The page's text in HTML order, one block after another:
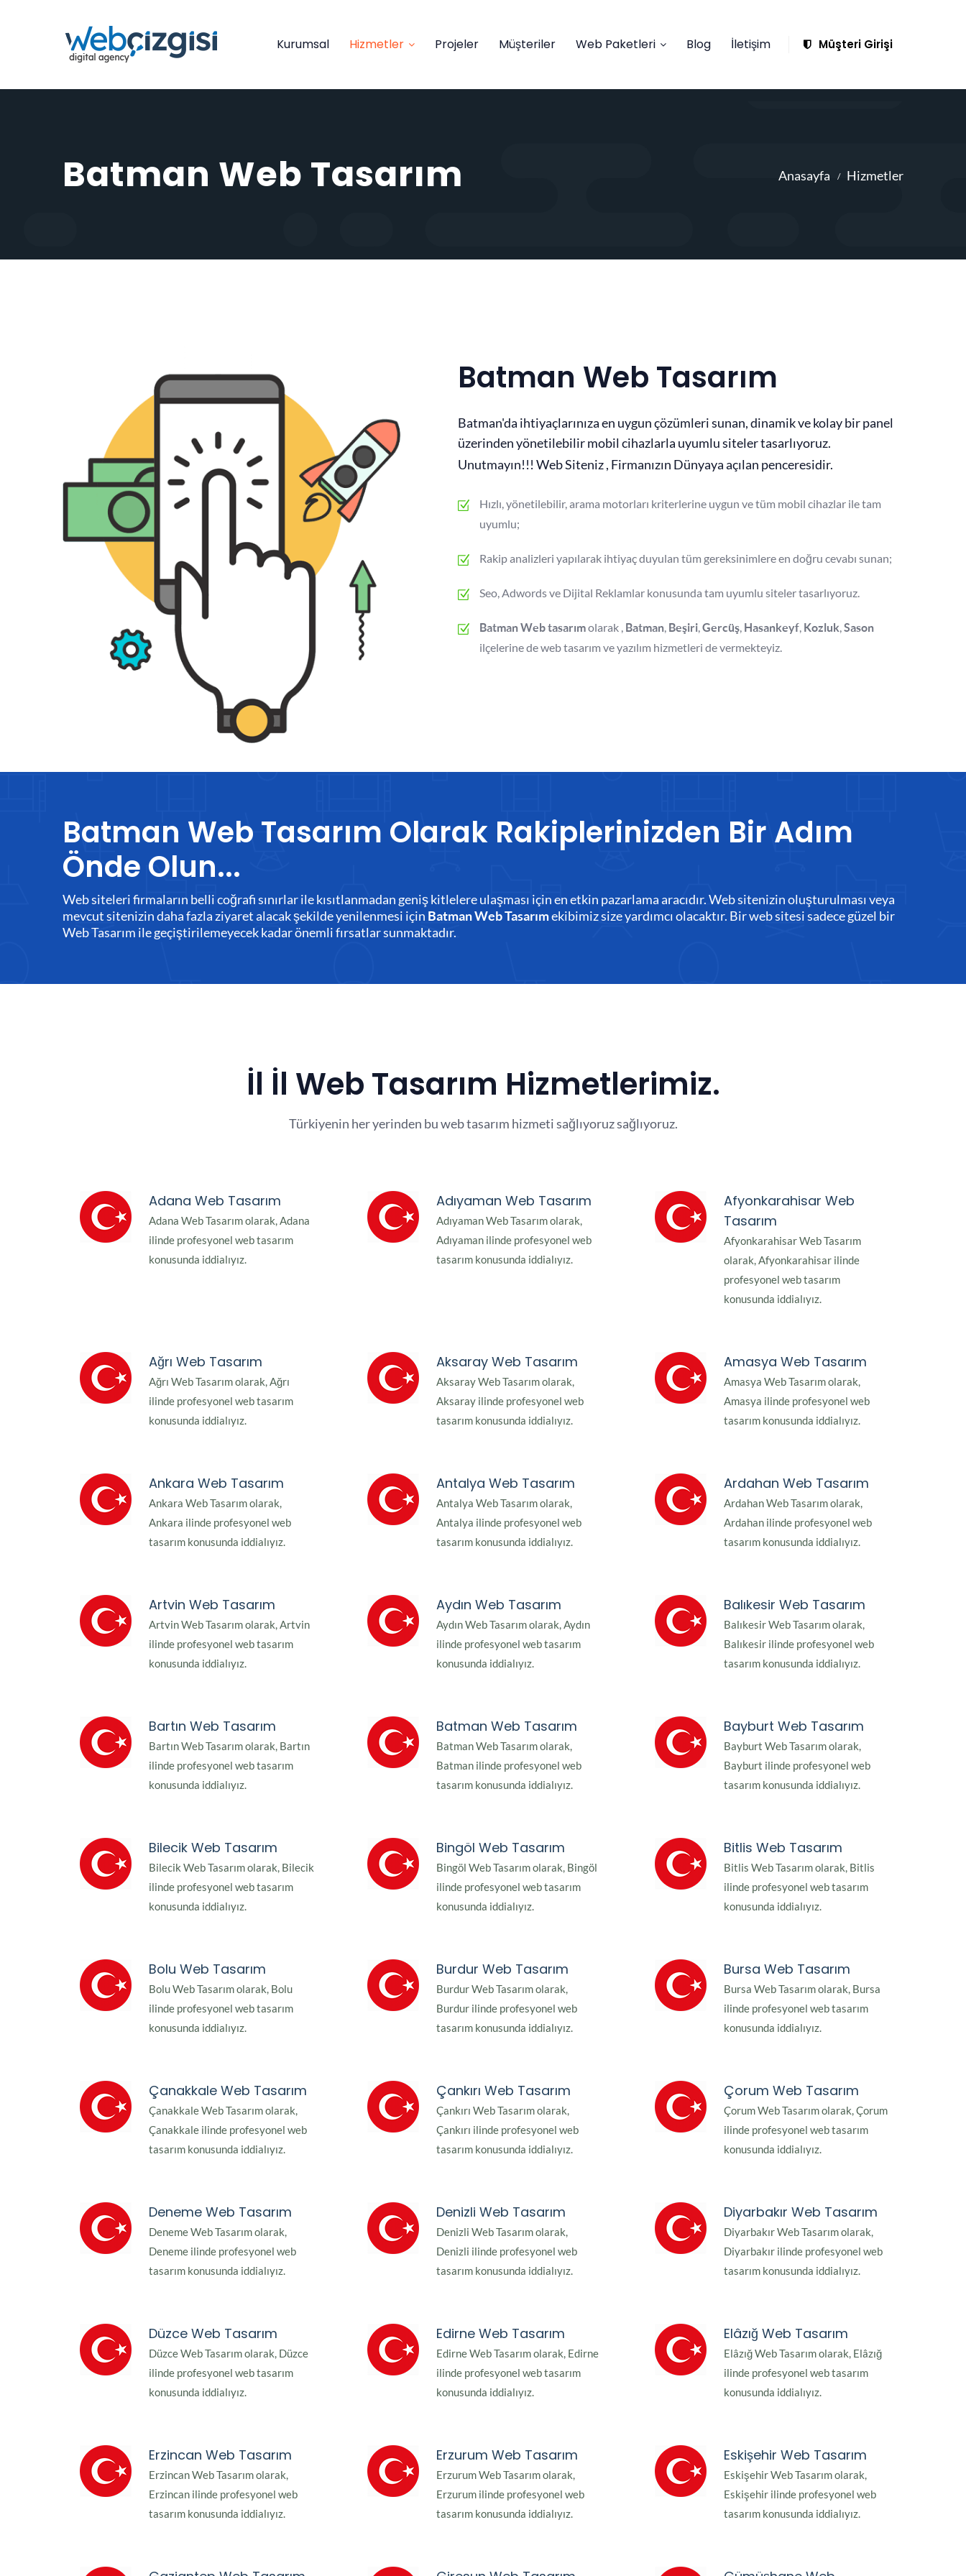
Kurumsal Hizmetler Projeler Müşteriler Web Paketleri Blog İletişim Müşteri Girişi
Batman Web Tasarım Anasayfa Hizmetler
Batman Web Tasarım
Batman'da ihtiyaçlarınıza en uygun çözümleri sunan, dinamik ve kolay bir panel
üzerinden yönetilebilir mobil cihazlarla uyumlu siteler tasarlıyoruz.
Unutmayın!!! Web Siteniz , Firmanızın Dünyaya açılan penceresidir.
Hızlı, yönetilebilir, arama motorları kriterlerine uygun ve tüm mobil cihazlar ile tam
uyumlu;
Rakip analizleri yapılarak ihtiyaç duyulan tüm gereksinimlere en doğru cevabı sunan;
Seo, Adwords ve Dijital Reklamlar konusunda tam uyumlu siteler tasarlıyoruz.
Batman Web tasarımolarak , Batman, Beşiri,Gercüş, Hasankeyf, Kozluk,Sason
ilçelerine de web tasarım ve yazılım hizmetleri de vermekteyiz.
Batman Web Tasarım Olarak Rakiplerinizden Bir Adım
Önde Olun...
Web siteleri firmaların belli coğrafi sınırlar ile kısıtlanmadan geniş kitlelere ulaşması için en etkin pazarlama aracıdır. Web sitenizin oluşturulması veya
mevcut sitenizin daha fazla ziyaret alacak şekilde yenilenmesi için Batman Web Tasarımekibimiz size yardımcı olacaktır. Bir web sitesi sadece güzel bir
Web Tasarım ile geçiştirilemeyecek kadar önemli fırsatlar sunmaktadır.
İl İl Web Tasarım Hizmetlerimiz.
Türkiyenin her yerinden bu web tasarım hizmeti sağlıyoruz sağlıyoruz.
Adana Web Tasarım
Adana Web Tasarım olarak, Adana
ilinde profesyonel web tasarım
konusunda iddialıyız.
Adıyaman Web Tasarım
Adıyaman Web Tasarım olarak,
Adıyaman ilinde profesyonel web
tasarım konusunda iddialıyız.
Afyonkarahisar Web
Tasarım
Afyonkarahisar Web Tasarım
olarak, Afyonkarahisar ilinde
profesyonel web tasarım
konusunda iddialıyız.
Ağrı Web Tasarım
Ağrı Web Tasarım olarak, Ağrı
ilinde profesyonel web tasarım
konusunda iddialıyız.
Aksaray Web Tasarım
Aksaray Web Tasarım olarak,
Aksaray ilinde profesyonel web
tasarım konusunda iddialıyız.
Amasya Web Tasarım
Amasya Web Tasarım olarak,
Amasya ilinde profesyonel web
tasarım konusunda iddialıyız.
Ankara Web Tasarım
Ankara Web Tasarım olarak,
Ankara ilinde profesyonel web
tasarım konusunda iddialıyız.
Antalya Web Tasarım
Antalya Web Tasarım olarak,
Antalya ilinde profesyonel web
tasarım konusunda iddialıyız.
Ardahan Web Tasarım
Ardahan Web Tasarım olarak,
Ardahan ilinde profesyonel web
tasarım konusunda iddialıyız.
Artvin Web Tasarım
Artvin Web Tasarım olarak, Artvin
ilinde profesyonel web tasarım
konusunda iddialıyız.
Aydın Web Tasarım
Aydın Web Tasarım olarak, Aydın
ilinde profesyonel web tasarım
konusunda iddialıyız.
Balıkesir Web Tasarım
Balıkesir Web Tasarım olarak,
Balıkesir ilinde profesyonel web
tasarım konusunda iddialıyız.
Bartın Web Tasarım
Bartın Web Tasarım olarak, Bartın
ilinde profesyonel web tasarım
konusunda iddialıyız.
Batman Web Tasarım
Batman Web Tasarım olarak,
Batman ilinde profesyonel web
tasarım konusunda iddialıyız.
Bayburt Web Tasarım
Bayburt Web Tasarım olarak,
Bayburt ilinde profesyonel web
tasarım konusunda iddialıyız.
Bilecik Web Tasarım
Bilecik Web Tasarım olarak, Bilecik
ilinde profesyonel web tasarım
konusunda iddialıyız.
Bingöl Web Tasarım
Bingöl Web Tasarım olarak, Bingöl
ilinde profesyonel web tasarım
konusunda iddialıyız.
Bitlis Web Tasarım
Bitlis Web Tasarım olarak, Bitlis
ilinde profesyonel web tasarım
konusunda iddialıyız.
Bolu Web Tasarım
Bolu Web Tasarım olarak, Bolu
ilinde profesyonel web tasarım
konusunda iddialıyız.
Burdur Web Tasarım
Burdur Web Tasarım olarak,
Burdur ilinde profesyonel web
tasarım konusunda iddialıyız.
Bursa Web Tasarım
Bursa Web Tasarım olarak, Bursa
ilinde profesyonel web tasarım
konusunda iddialıyız.
Çanakkale Web Tasarım
Çanakkale Web Tasarım olarak,
Çanakkale ilinde profesyonel web
tasarım konusunda iddialıyız.
Çankırı Web Tasarım
Çankırı Web Tasarım olarak,
Çankırı ilinde profesyonel web
tasarım konusunda iddialıyız.
Çorum Web Tasarım
Çorum Web Tasarım olarak, Çorum
ilinde profesyonel web tasarım
konusunda iddialıyız.
Deneme Web Tasarım
Deneme Web Tasarım olarak,
Deneme ilinde profesyonel web
tasarım konusunda iddialıyız.
Denizli Web Tasarım
Denizli Web Tasarım olarak,
Denizli ilinde profesyonel web
tasarım konusunda iddialıyız.
Diyarbakır Web Tasarım
Diyarbakır Web Tasarım olarak,
Diyarbakır ilinde profesyonel web
tasarım konusunda iddialıyız.
Düzce Web Tasarım
Düzce Web Tasarım olarak, Düzce
ilinde profesyonel web tasarım
konusunda iddialıyız.
Edirne Web Tasarım
Edirne Web Tasarım olarak, Edirne
ilinde profesyonel web tasarım
konusunda iddialıyız.
Elâzığ Web Tasarım
Elâzığ Web Tasarım olarak, Elâzığ
ilinde profesyonel web tasarım
konusunda iddialıyız.
Erzincan Web Tasarım
Erzincan Web Tasarım olarak,
Erzincan ilinde profesyonel web
tasarım konusunda iddialıyız.
Erzurum Web Tasarım
Erzurum Web Tasarım olarak,
Erzurum ilinde profesyonel web
tasarım konusunda iddialıyız.
Eskişehir Web Tasarım
Eskişehir Web Tasarım olarak,
Eskişehir ilinde profesyonel web
tasarım konusunda iddialıyız.